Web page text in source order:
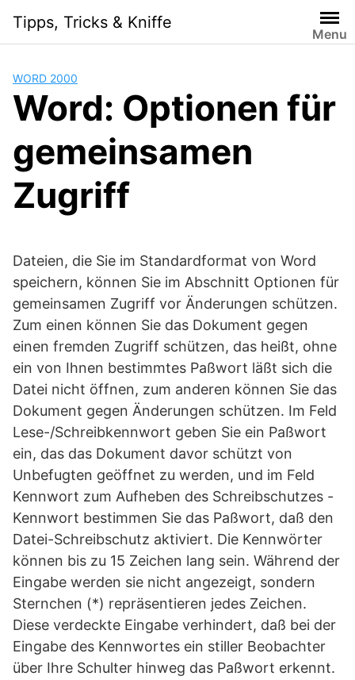
content
Tipps, Tricks & Kniffe
Menu
WORD 2000
Word: Optionen für
gemeinsamen
Zugriff
Dateien, die Sie im Standardformat von Word
speichern, können Sie im Abschnitt Optionen für
gemeinsamen Zugriff vor Änderungen schützen.
Zum einen können Sie das Dokument gegen
einen fremden Zugriff schützen, das heißt, ohne
ein von Ihnen bestimmtes Paßwort läßt sich die
Datei nicht öffnen, zum anderen können Sie das
Dokument gegen Änderungen schützen. Im Feld
Lese-/Schreibkennwort geben Sie ein Paßwort
ein, das das Dokument davor schützt von
Unbefugten geöffnet zu werden, und im Feld
Kennwort zum Aufheben des Schreibschutzes -
Kennwort bestimmen Sie das Paßwort, daß den
Datei-Schreibschutz aktiviert. Die Kennwörter
können bis zu 15 Zeichen lang sein. Während der
Eingabe werden sie nicht angezeigt, sondern
Sternchen (*) repräsentieren jedes Zeichen.
Diese verdeckte Eingabe verhindert, daß bei der
Eingabe des Kennwortes ein stiller Beobachter
über Ihre Schulter hinweg das Paßwort erkennt.